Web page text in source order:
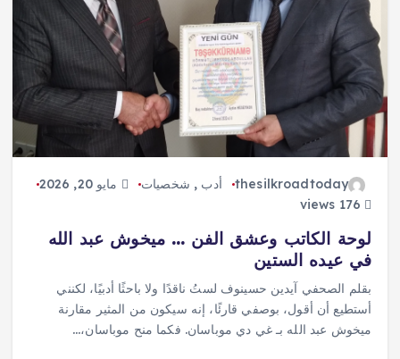
thesilkroadtoday أدب , شخصيات
مايو 20, 2026
لوحة الكاتب وعشق الفن … ميخوش عبد الله
في عيده الستين
بقلم الصحفي آيدين حسينوف لستُ ناقدًا ولا باحثًا أدبيًا، لكنني
أستطيع أن أقول، بوصفي قارئًا، إنه سيكون من المثير مقارنة
ميخوش عبد الله بـ غي دي موباسان. فكما منح موباسان،…